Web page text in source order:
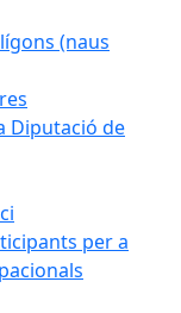
(naus
Diputació de
per a